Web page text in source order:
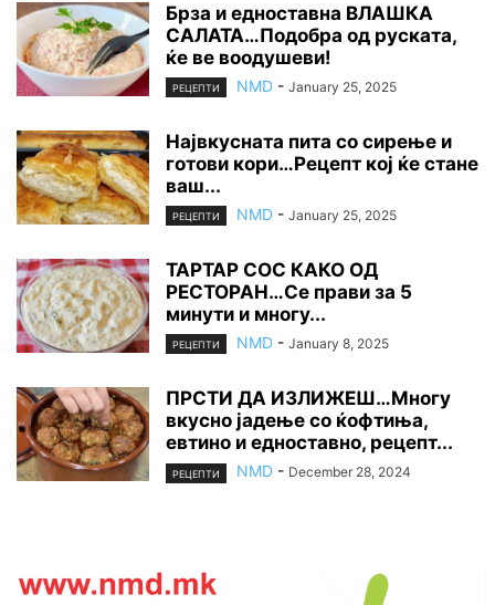
Брза и едноставна ВЛАШКА
САЛАТА…Подобра од руската,
ќе ве воодушеви!
РЕЦЕПТИ NMD - January 25, 2025
Највкусната пита со сирење и
готови кори…Рецепт кој ќе стане
ваш...
РЕЦЕПТИ NMD - January 25, 2025
ТАРТАР СОС КАКО ОД
РЕСТОРАН…Се прави за 5
минути и многу...
РЕЦЕПТИ NMD - January 8, 2025
ПРСТИ ДА ИЗЛИЖЕШ…Многу
вкусно јадење со ќофтиња,
евтино и едноставно, рецепт...
РЕЦЕПТИ NMD - December 28, 2024